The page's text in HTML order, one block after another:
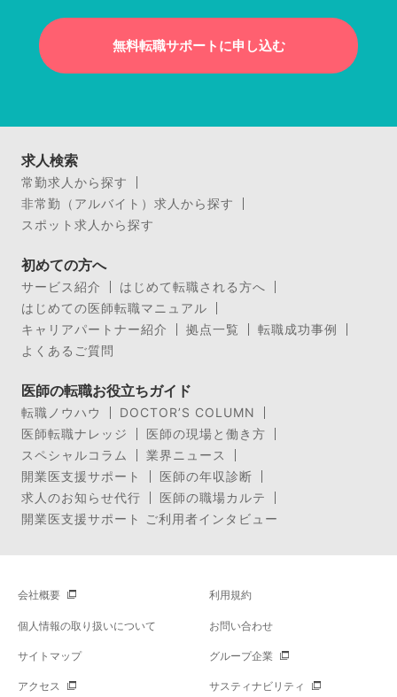
無料転職サポートに申し込む
求人検索
常勤求人から探す
非常勤（アルバイト）求人から探す
スポット求人から探す
初めての方へ
サービス紹介
はじめて転職される方へ
はじめての医師転職マニュアル
キャリアパートナー紹介
拠点一覧
転職成功事例
よくあるご質問
医師の転職お役立ちガイド
転職ノウハウ
DOCTOR’S COLUMN
医師転職ナレッジ
医師の現場と働き方
スペシャルコラム
業界ニュース
開業医支援サポート
医師の年収診断
求人のお知らせ代行
医師の職場カルテ
開業医支援サポート ご利用者インタビュー
会社概要 利用規約
個人情報の取り扱いについて お問い合わせ
サイトマップ グループ企業
アクセス サスティナビリティ